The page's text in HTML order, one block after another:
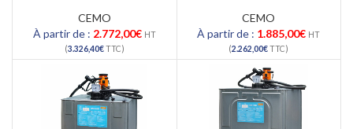
CEMO
À partir de : 2.772,00€ HT
(3.326,40€TTC)
CEMO
À partir de : 1.885,00€ HT
(2.262,00€TTC)